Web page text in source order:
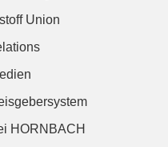
Union
HORNBACH